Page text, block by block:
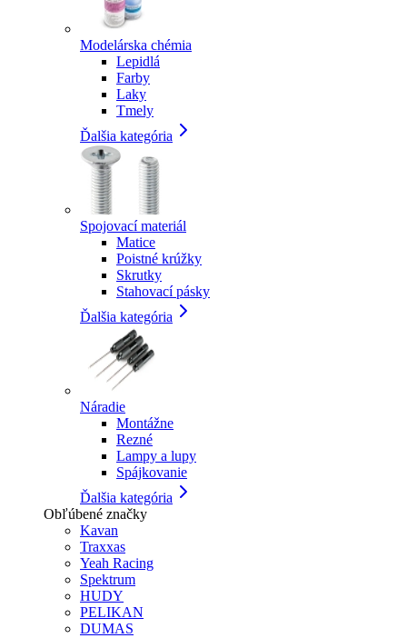
Modelárska chémia
Lepidlá
Farby
Laky
Tmely
Ďalšia kategória
Spojovací materiál
Matice
Poistné krúžky
Skrutky
Stahovací pásky
Ďalšia kategória
Náradie
Montážne
Rezné
Lampy a lupy
Spájkovanie
Ďalšia kategória
Obľúbené značky
Kavan
Traxxas
Yeah Racing
Spektrum
HUDY
PELIKAN
DUMAS